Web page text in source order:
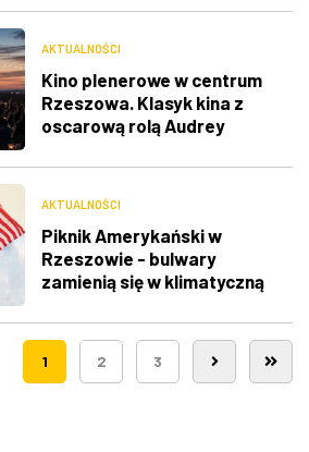
AKTUALNOŚCI
Kino plenerowe w centrum
Rzeszowa. Klasyk kina z
oscarową rolą Audrey
AKTUALNOŚCI
Piknik Amerykański w
Rzeszowie - bulwary
zamienią się w klimatyczną
1 2 3